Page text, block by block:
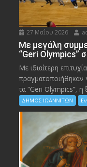
27 Μαΐου 2026
Με μεγάλη
“Geri Olympics”
Με ιδιαίτερη
πραγματοποιήθηκαν
τα “Geri Olympics”, η
ΔΗΜΟΣ ΙΩΑΝΝΙΤΩΝ